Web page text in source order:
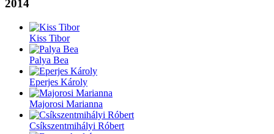
2014
Kiss Tibor
Palya Bea
Eperjes Károly
Majorosi Marianna
Csíkszentmihályi Róbert